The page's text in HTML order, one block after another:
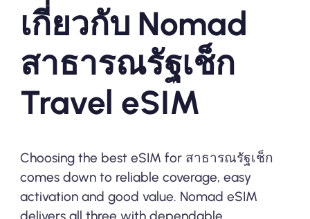
เกี่ยวกับ Nomad
สาธารณรัฐเช็ก
Travel eSIM
Choosing the best eSIM for สาธารณรัฐเช็ก
comes down to reliable coverage, easy
activation and good value. Nomad eSIM
delivers all three with dependable